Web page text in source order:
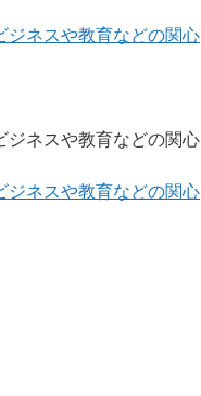
ジネスや教育などの関心
ジネスや教育などの関心
ジネスや教育などの関心